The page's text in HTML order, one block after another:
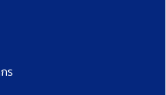
ร